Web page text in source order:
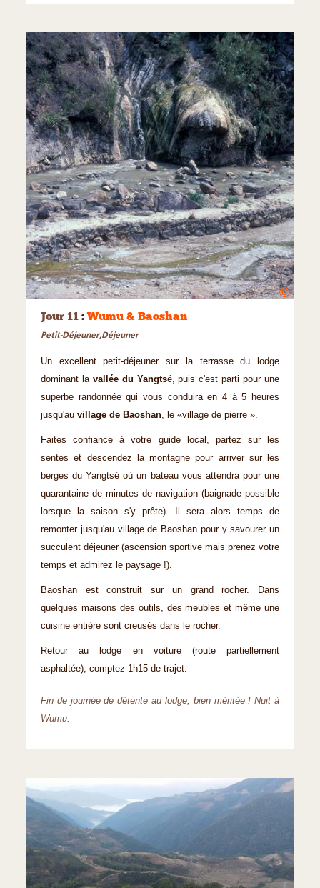
©
Jour 11 : Wumu & Baoshan
Petit-Déjeuner,Déjeuner
Un excellent petit-déjeuner sur la terrasse du lodge
dominant la vallée du Yangtsé, puis c'est parti pour une
superbe randonnée qui vous conduira en 4 à 5 heures
jusqu'au village de Baoshan, le «village de pierre ».
Faites confiance à votre guide local, partez sur les
sentes et descendez la montagne pour arriver sur les
berges du Yangtsé où un bateau vous attendra pour une
quarantaine de minutes de navigation (baignade possible
lorsque la saison s'y prête). Il sera alors temps de
remonter jusqu'au village de Baoshan pour y savourer un
succulent déjeuner (ascension sportive mais prenez votre
temps et admirez le paysage !).
Baoshan est construit sur un grand rocher. Dans
quelques maisons des outils, des meubles et même une
cuisine entière sont creusés dans le rocher.
Retour au lodge en voiture (route partiellement
asphaltée), comptez 1h15 de trajet.
Fin de journée de détente au lodge, bien méritée ! Nuit à
Wumu.